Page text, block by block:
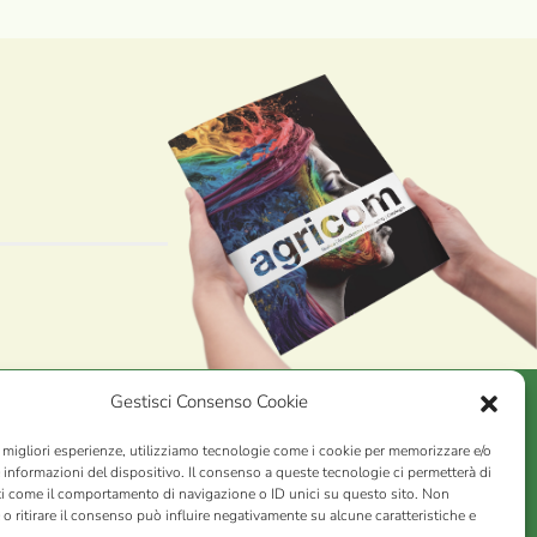
Gestisci Consenso Cookie
migliori esperienze, utilizziamo tecnologie come i cookie per memorizzare e/o
informazioni del dispositivo. Il consenso a queste tecnologie ci permetterà di
come il comportamento di navigazione o ID unici su questo sito. Non
ritirare il consenso può influire negativamente su alcune caratteristiche e
AGRICOMs.r.l.
n. 01078860473 | Capitale sociale 60.200,00 Int. versato |
Economico Amministrativo C.C.I.A.A. di Pistoia n. 117066